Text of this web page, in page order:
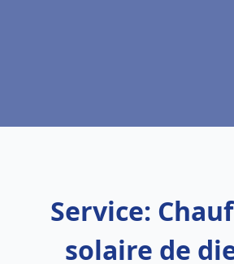
Service:
solaire de